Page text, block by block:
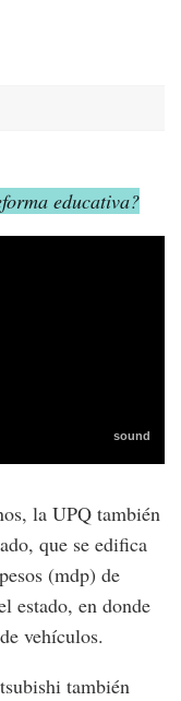
educativa?
la UPQ también
que se edifica
(mdp) de
estado, en donde
vehículos.
también